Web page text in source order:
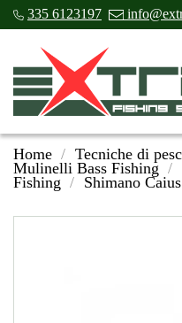
335 6123197
Home Tecniche di
Mulinelli Bass Fishing
Fishing
Shimano